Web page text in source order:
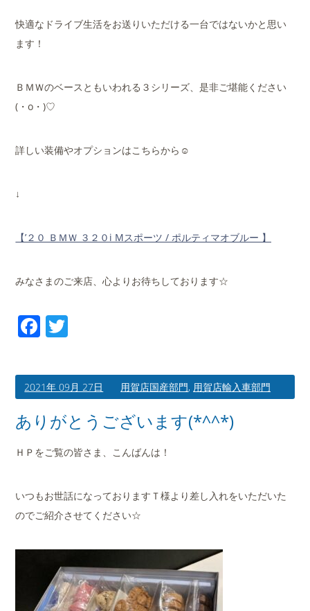
快適なドライブ生活をお送りいただける一台ではないかと思い
ます！
ＢＭＷのベースともいわれる３シリーズ、是非ご堪能ください
(・o・)♡
詳しい装備やオプションはこちらから☺
↓
【’２０ ＢＭＷ ３２０i Mスポーツ / ポルティマオブルー 】
みなさまのご来店、心よりお待ちしております☆
Facebook
2021年 09月 27日 用賀店国産部門, 用賀店輸入車部門
ありがとうございます(*^^*)
ＨＰをご覧の皆さま、こんばんは！
いつもお世話になっておりますＴ様より差し入れをいただいた
のでご紹介させてください☆